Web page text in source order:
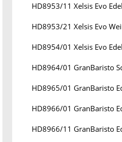
HD8953/11 Xelsis Evo
HD8953/21 Xelsis Evo
HD8954/01 Xelsis Evo
HD8964/01 GranBaristo
HD8965/01 GranBaristo
HD8966/01 GranBaristo
HD8966/11 GranBaristo